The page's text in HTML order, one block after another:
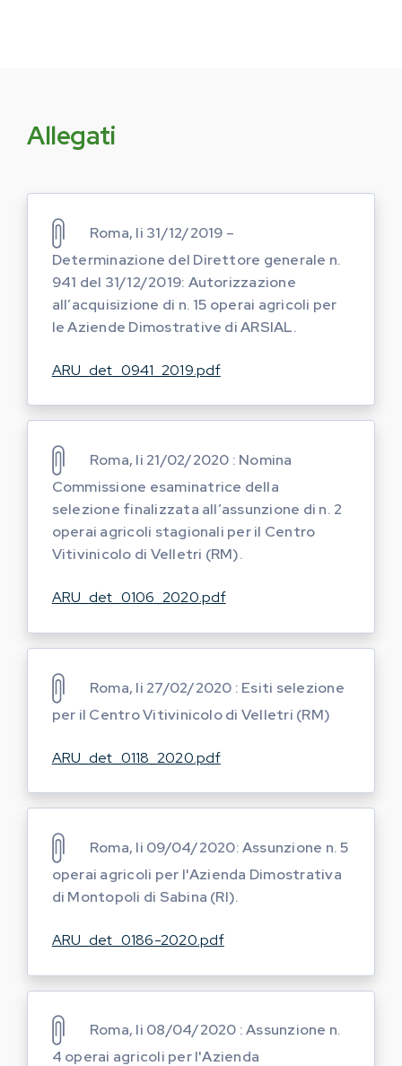
Allegati
Roma, li 31/12/2019 –
Determinazione del Direttore generale n.
941 del 31/12/2019: Autorizzazione
all’acquisizione di n. 15 operai agricoli per
le Aziende Dimostrative di ARSIAL.
ARU_det_0941_2019.pdf
Roma, li 21/02/2020 : Nomina
Commissione esaminatrice della
selezione finalizzata all’assunzione di n. 2
operai agricoli stagionali per il Centro
Vitivinicolo di Velletri (RM).
ARU_det_0106_2020.pdf
Roma, li 27/02/2020 : Esiti selezione
per il Centro Vitivinicolo di Velletri (RM)
ARU_det_0118_2020.pdf
Roma, li 09/04/2020: Assunzione n. 5
operai agricoli per l'Azienda Dimostrativa
di Montopoli di Sabina (RI).
ARU_det_0186-2020.pdf
Roma, li 08/04/2020 : Assunzione n.
4 operai agricoli per l'Azienda